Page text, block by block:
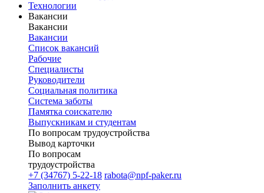
Технологии
Вакансии
Вакансии
Вакансии
Список вакансий
Рабочие
Специалисты
Руководители
Cоциальная политика
Система заботы
Памятка соискателю
Выпускникам и студентам
По вопросам трудоустройства
Вывод карточки
По вопросам
трудоустройства
+7 (34767) 5-22-18 rabota@npf-paker.ru
Заполнить анкету